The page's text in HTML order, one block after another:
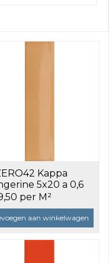
Kappa
5x20 a 0,6
per M²
aan winkelwagen